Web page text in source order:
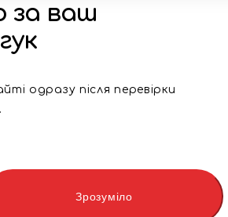
за ваш
одразу після перевірки
Зрозуміло